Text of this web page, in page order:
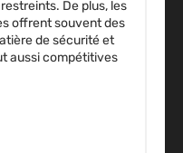
De plus, les
offrent souvent des
de sécurité et
aussi compétitives